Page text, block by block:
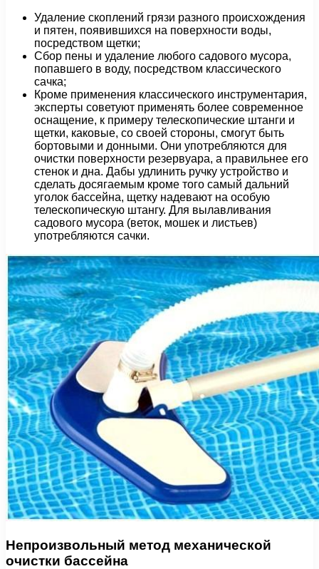
Удаление скоплений грязи разного происхождения
и пятен, появившихся на поверхности воды,
посредством щетки;
Сбор пены и удаление любого садового мусора,
попавшего в воду, посредством классического
сачка;
Кроме применения классического инструментария,
эксперты советуют применять более современное
оснащение, к примеру телескопические штанги и
щетки, каковые, со своей стороны, смогут быть
бортовыми и донными. Они употребляются для
очистки поверхности резервуара, а правильнее его
стенок и дна. Дабы удлинить ручку устройство и
сделать досягаемым кроме того самый дальний
уголок бассейна, щетку надевают на особую
телескопическую штангу. Для вылавливания
садового мусора (веток, мошек и листьев)
употребляются сачки.
Непроизвольный метод механической
очистки бассейна